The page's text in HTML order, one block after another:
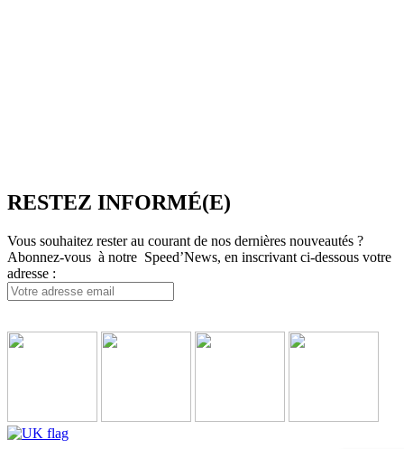
RESTEZ INFORMÉ(E)
Vous souhaitez rester au courant de nos dernières nouveautés ?
Abonnez-vous à notre Speed’News, en inscrivant ci-dessous votre
adresse :